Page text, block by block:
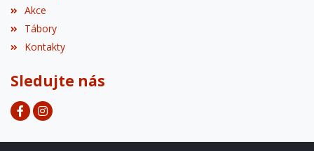
Akce
Tábory
Kontakty
Sledujte nás